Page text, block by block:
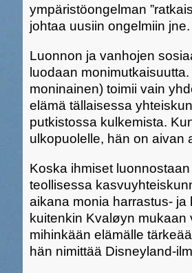
ympäristöongelman
johtaa uusiin ongelmiin jne.
Luonnon ja vanhojen
luodaan
moninainen) toimii vain
elämä tällaisessa
putkistossa kulkemista.
ulkopuolelle, hän on aivan
Koska ihmiset
teollisessa
aikana monia harrastus-
kuitenkin Kvaløyn
mihinkään elämälle
hän nimittää Disneyland-